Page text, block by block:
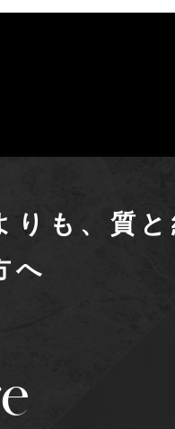
りも、質
へ